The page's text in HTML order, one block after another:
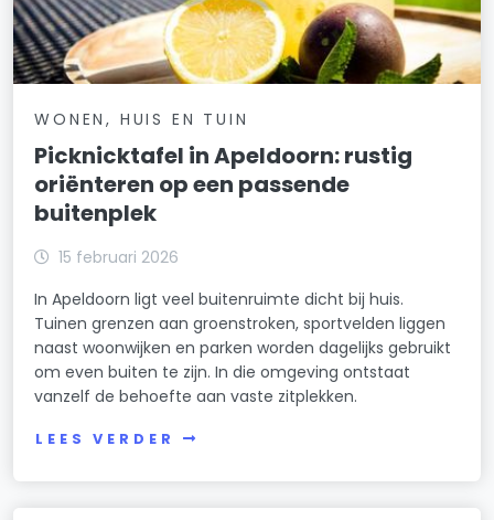
WONEN, HUIS EN TUIN
Picknicktafel in Apeldoorn: rustig
oriënteren op een passende
buitenplek
15 februari 2026
In Apeldoorn ligt veel buitenruimte dicht bij huis.
Tuinen grenzen aan groenstroken, sportvelden liggen
naast woonwijken en parken worden dagelijks gebruikt
om even buiten te zijn. In die omgeving ontstaat
vanzelf de behoefte aan vaste zitplekken.
LEES VERDER